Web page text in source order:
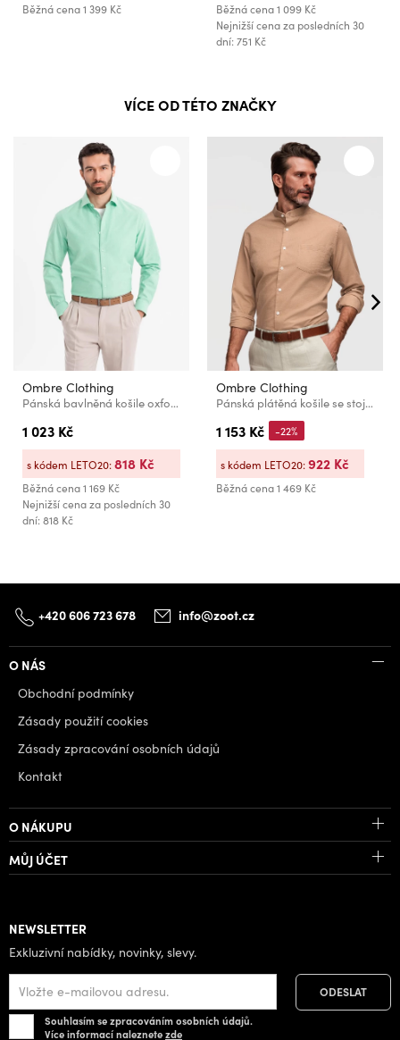
Běžná cena1 399 Kč Běžná cena1 099 Kč
Nejnižší cena za posledních 30
dní: 751 Kč
VÍCE OD TÉTO ZNAČKY
Ombre Clothing
Pánská bavlněná košile oxford v pastelových barvách - mátová Ombre Clothing
1 023 Kč
Běžná cena1 169 Kč
Nejnižší cena za posledních 30
dní: 818 Kč
s kódem LETO20:818 Kč
Ombre Clothing
Pánská plátěná košile se stojáčkem a kapsou REGULAR FIT - světle hnědá V7 K704 Ombre Clothing
1 153 Kč
Běžná cena1 469 Kč
-22%
s kódem LETO20:922 Kč
+420 606 723 678 info@zoot.cz
O NÁS
Obchodní podmínky
Zásady použití cookies
Zásady zpracování osobních údajů
Kontakt
O NÁKUPU
MŮJ ÚČET
NEWSLETTER
Exkluzivní nabídky, novinky, slevy.
Souhlasím se zpracováním osobních údajů.
Více informací naleznetezde